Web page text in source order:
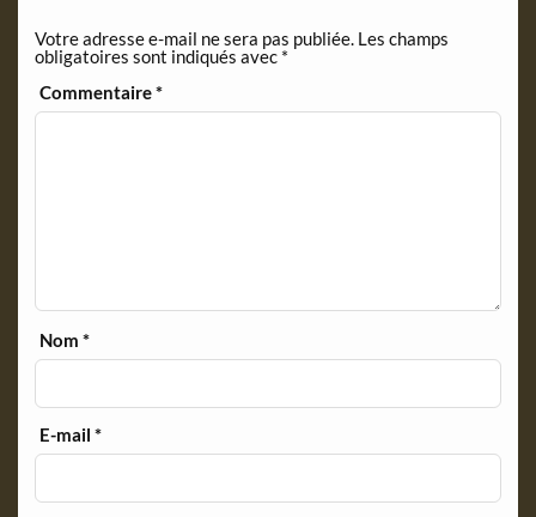
d
l
y
Votre adresse e-mail ne sera pas publiée. Les champs
obligatoires sont indiqués avec *
Commentaire*
Nom*
E-mail*